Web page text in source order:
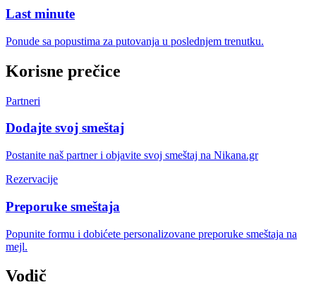
Last minute
Ponude sa popustima za putovanja u poslednjem trenutku.
Korisne prečice
Partneri
Dodajte svoj smeštaj
Postanite naš partner i objavite svoj smeštaj na Nikana.gr
Rezervacije
Preporuke smeštaja
Popunite formu i dobićete personalizovane preporuke smeštaja na
mejl.
Vodič